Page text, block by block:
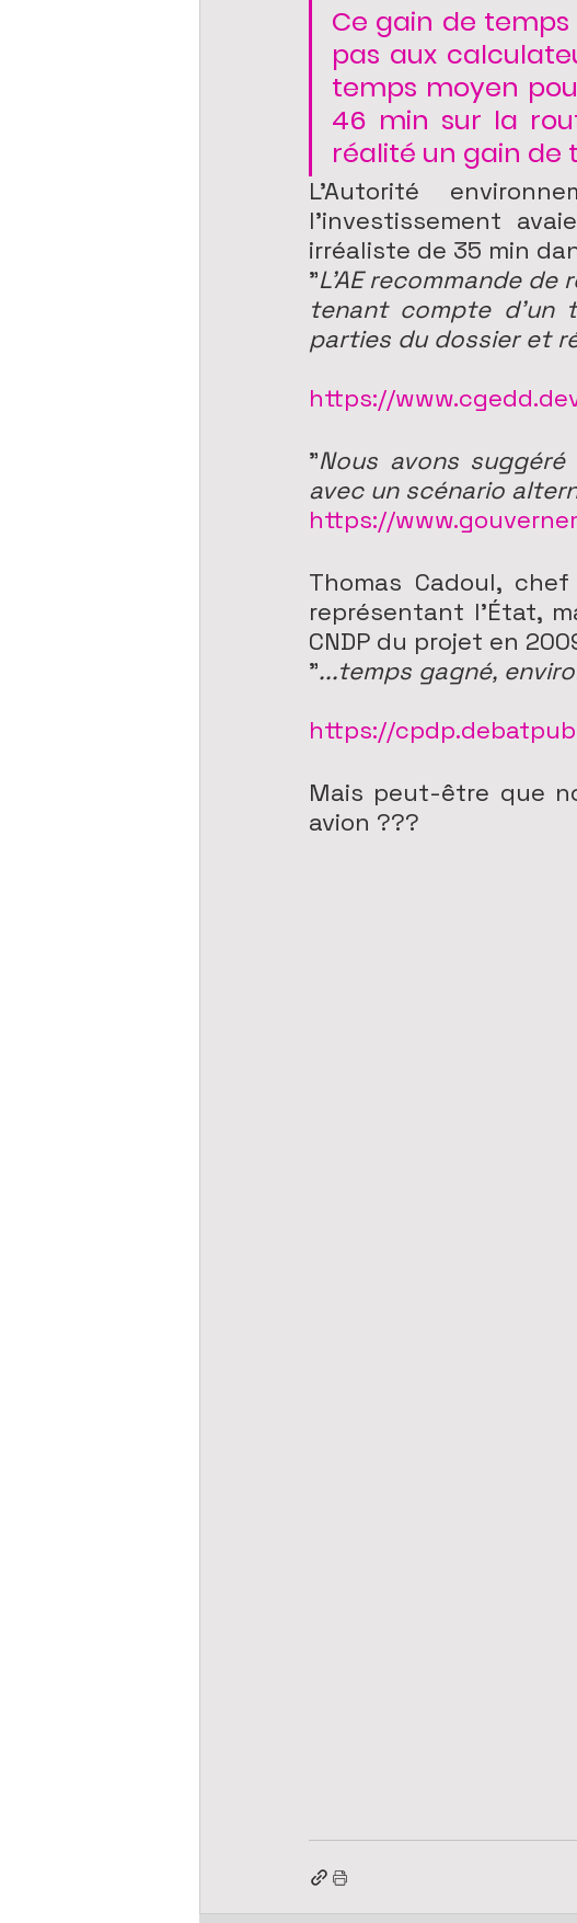
Ce gain de
pas aux
temps moyen
46 min sur la
réalité un gain de
L'Autorité
l'investissement
irréaliste de 35 min
"L’AE recommande
tenant compte d’un
parties du dossier et
https://
"Nous avons
avec un scénario
https://
Thomas Cadoul,
représentant l’État,
CNDP du projet en
"...temps gagné,
https://
Mais peut-être que
avion ???